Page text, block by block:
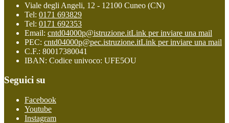
Viale degli Angeli, 12 - 12100 Cuneo (CN)
Tel: 0171 693829
Tel: 0171 692353
Email: cntd04000p@istruzione.itLink per inviare una mail
PEC: cntd04000p@pec.istruzione.itLink per inviare una mail
C.F.: 80017380041
IBAN: Codice univoco: UFE5OU
Seguici su
Facebook
Youtube
Instagram